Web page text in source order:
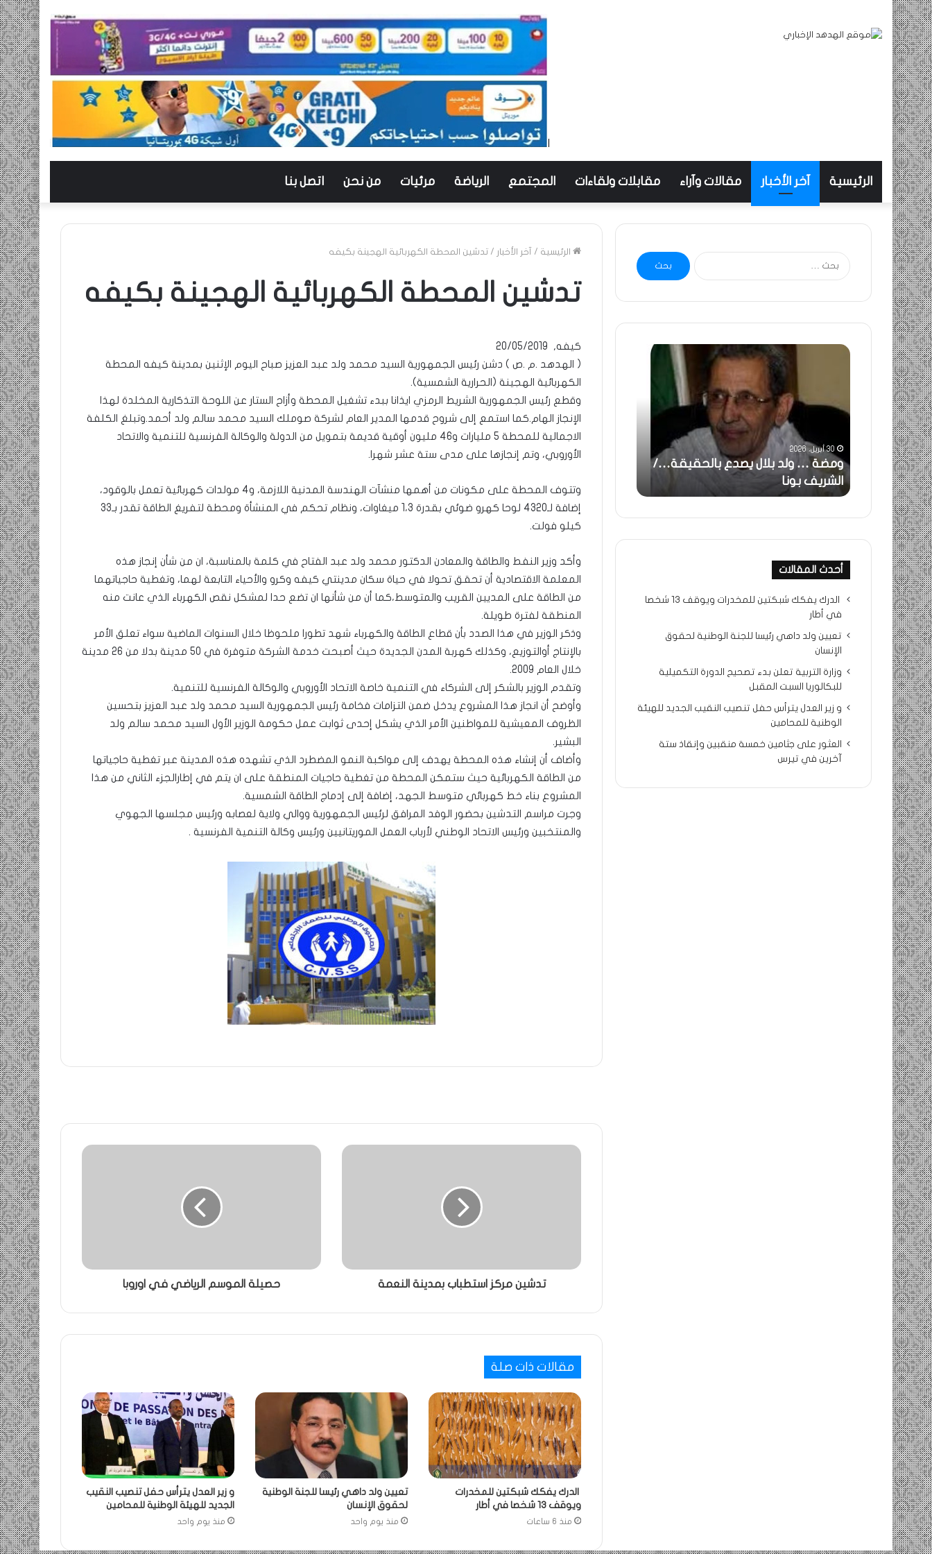
الرئيسية آخر الأخبار مقالات وآراء مقابلات ولقاءات المجتمع الرياضة مرئيات من نحن اتصل بنا
الرئيسية / آخر الأخبار / تدشين المحطة الكهربائية الهجينة بكيفه
تدشين المحطة الكهربائية الهجينة بكيفه
كيفه, 20/05/2019
( الهدهد .م .ص ) دشن رئيس الجمهورية السيد محمد ولد عبد العزيز صباح اليوم الإثنين بمدينة كيفه المحطة
الكهربائية الهجينة (الحرارية الشمسية).
وقطع رئيس الجمهورية الشريط الرمزي ايذانا ببدء تشغيل المحطة وأزاح الستار عن اللوحة التذكارية المخلدة لهذا
الإنجاز الهام.كما استمع إلى شروح قدمها المدير العام لشركة صوملك السيد محمد سالم ولد أحمد.وتبلغ الكلفة
الاجمالية للمحطة 5 مليارات و46 مليون أوقية قديمة بتمويل من الدولة والوكالة الفرنسية للتنمية والاتحاد
الأوروبي، وتم إنجازها على مدى ستة عشر شهرا.
وتتوف المحطة على مكونات من أهمها منشآت الهندسة المدنية اللازمة، و4 مولدات كهربائية تعمل بالوقود،
إضافة لـ4320 لوحا كهرو ضوئي بقدرة 1،3 ميغاوات، ونظام تحكم في المنشأة ومحطة لتفريغ الطاقة تقدر بـ33
كيلو فولت.
وأكد وزير النفط والطاقة والمعادن الدكتور محمد ولد عبد الفتاح في كلمة بالمناسبة، ان من شأن إنجاز هذه
المعلمة الاقتصادية أن تحقق تحولا في حياة سكان مدينتي كيفه وكرو والأحياء التابعة لهما، وتغطية حاجياتهما
من الطاقة على المديين القريب والمتوسط،كما أن من شأنها ان تضع حدا لمشكل نقص الكهرباء الذي عانت منه
المنطقة لفترة طويلة.
وذكر الوزير في هذا الصدد بأن قطاع الطاقة والكهرباء شهد تطورا ملحوظا خلال السنوات الماضية سواء تعلق الأمر
بالإنتاج أوالتوزيع، وكذلك كهربة المدن الجديدة حيث أصبحت خدمة الشركة متوفرة في 50 مدينة بدلا من 26 مدينة
خلال العام 2009.
وتقدم الوزير بالشكر إلى الشركاء في التنمية خاصة الاتحاد الأوروبي والوكالة الفرنسية للتنمية.
وأوضح أن انجاز هذا المشروع يدخل ضمن التزامات فخامة رئيس الجمهورية السيد محمد ولد عبد العزيز بتحسين
الظروف المعيشية للمواطنين الأمر الذي يشكل إحدى ثوابت عمل حكومة الوزير الأول السيد محمد سالم ولد
البشير.
وأضاف أن إنشاء هذه المحطة يهدف إلى مواكبة النمو المضطرد الذي تشهده هذه المدينة عبر تغطية حاجياتها
من الطاقة الكهربائية حيث ستمكن المحطة من تغطية حاجيات المنطقة على ان يتم في إطارالجزء الثاني من هذا
المشروع بناء خط كهربائي متوسط الجهد، إضافة إلى إدماج الطاقة الشمسية.
وجرت مراسم التدشين بحضور الوفد المرافق لرئيس الجمهورية ووالي ولاية لعصابه ورئيس مجلسها الجهوي
والمنتخبين ورئيس الاتحاد الوطني لأرباب العمل الموريتانيين ورئيس وكالة التنمية الفرنسية .
تدشين مركز استطباب بمدينة النعمة حصيلة الموسم الرياضي في اوروبا
مقالات ذات صلة
الدرك يفكك شبكتين للمخدرات
ويوقف 13 شخصا في أطار
منذ 6 ساعات
تعيين ولد داهي رئيسا للجنة الوطنية
لحقوق الإنسان
منذ يوم واحد
و زير العدل يترأس حفل تنصيب النقيب
الجديد للهيئة الوطنية للمحامين
منذ يوم واحد
البحث
عن:
بونا
ومضة
يصدع
بونا 30 أبريل، 2026
ومضة … ولد بلال يصدع بالحقيقة…/
الشريف بونا
خاطرة : تحية تقدير خاصة لكم
..أفول
شمس
الإنسانية
في
أمتين…!!
الشريف
بونا
13 أبريل، 2025
ومضة ..أفول شمس الإنسانية في
أمتين…!! الشريف بونا
:
الانصاف
…/
وسندان
المغاضبين
الشريف
بونا
9 مايو، 2023
ومضة : / …حزب الانصاف …/ بين
مطرقة المعارضة… وسندان المغاضبين
أحدث المقالات
الدرك يفكك شبكتين للمخدرات ويوقف 13 شخصا
في أطار
تعيين ولد داهي رئيسا للجنة الوطنية لحقوق
الإنسان
وزارة التربية تعلن بدء تصحيح الدورة التكميلية
للبكالوريا السبت المقبل
و زير العدل يترأس حفل تنصيب النقيب الجديد للهيئة
الوطنية للمحامين
العثور على جثامين خمسة منقبين وإنقاذ ستة
آخرين في تيرس